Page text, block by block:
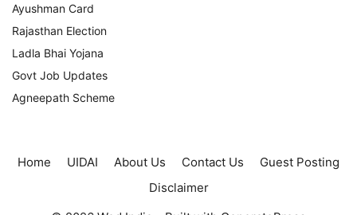
Ayushman Card
Rajasthan Election
Ladla Bhai Yojana
Govt Job Updates
Agneepath Scheme
Home UIDAI About Us Contact Us
Guest Posting
Disclaimer